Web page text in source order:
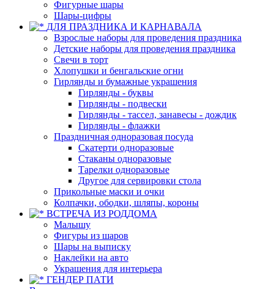
Фигурные шары
Шары-цифры
ДЛЯ ПРАЗДНИКА И КАРНАВАЛА
Взрослые наборы для проведения праздника
Детские наборы для проведения праздника
Свечи в торт
Хлопушки и бенгальские огни
Гирлянды и бумажные украшения
Гирлянды - буквы
Гирлянды - подвески
Гирлянды - тассел, занавесы - дождик
Гирлянды - флажки
Праздничная одноразовая посуда
Скатерти одноразовые
Стаканы одноразовые
Тарелки одноразовые
Другое для сервировки стола
Прикольные маски и очки
Колпачки, ободки, шляпы, короны
ВСТРЕЧА ИЗ РОДДОМА
Малышу
Фигуры из шаров
Шары на выписку
Наклейки на авто
Украшения для интерьера
ГЕНДЕР ПАТИ